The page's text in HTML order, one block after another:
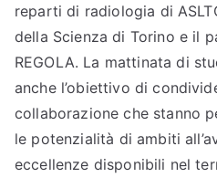
reparti di radiologia di
della Scienza di Torino e il
REGOLA. La mattinata di
anche l’obiettivo di
collaborazione che stanno
le potenzialità di ambiti
eccellenze disponibili nel